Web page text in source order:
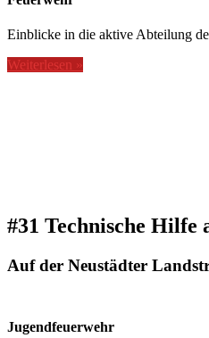
#31 Technische Hilfe
Auf der Neustädter
Einblicke in die aktive Abteilung
Weiterlesen »
Jugendfeuerwehr